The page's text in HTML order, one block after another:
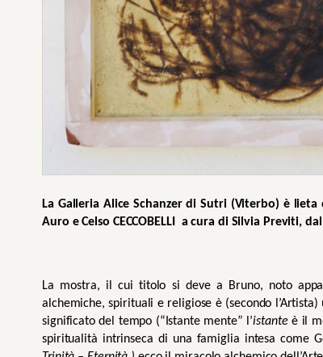
La Galleria Alice Schanzer di Sutri (Viterbo) è
Auro e Celso CECCOBELLI
a cura di Silvia Previti,
La mostra, il cui titolo si deve a Bruno, noto
alchemiche, spirituali e religiose è (secondo
significato del tempo (“Istante mente” l’istante è il
spiritualità intrinseca di una famiglia intesa come